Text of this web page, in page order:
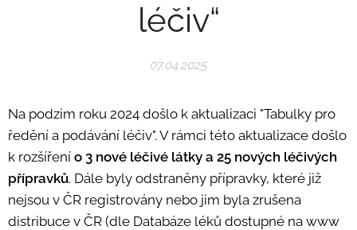
léčiv“
07.04.2025
Na podzim roku 2024 došlo k aktualizaci "Tabulky pro
ředění a podávání léčiv". V rámci této aktualizace došlo
k rozšíření o 3 nové léčivé látky a 25 nových léčivých
přípravků. Dále byly odstraněny přípravky, které již
nejsou v ČR registrovány nebo jim byla zrušena
distribuce v ČR (dle Databáze léků dostupné na www